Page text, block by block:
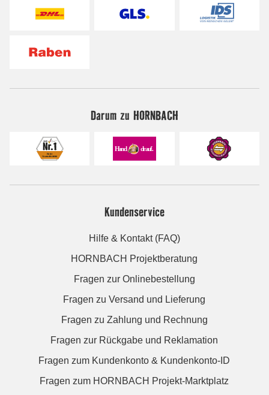
Darum zu HORNBACH
Kundenservice
Hilfe & Kontakt (FAQ)
HORNBACH Projektberatung
Fragen zur Onlinebestellung
Fragen zu Versand und Lieferung
Fragen zu Zahlung und Rechnung
Fragen zur Rückgabe und Reklamation
Fragen zum Kundenkonto & Kundenkonto-ID
Fragen zum HORNBACH Projekt-Marktplatz